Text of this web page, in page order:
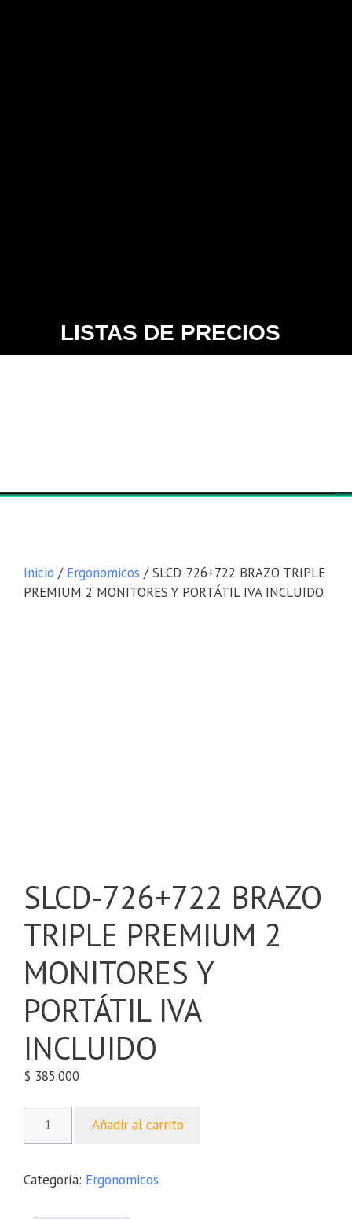
LISTAS DE PRECIOS
Inicio / Ergonomicos / SLCD-726+722 BRAZO TRIPLE
PREMIUM 2 MONITORES Y PORTÁTIL IVA INCLUIDO
SLCD-726+722 BRAZO
TRIPLE PREMIUM 2
MONITORES Y
PORTÁTIL IVA
INCLUIDO
$ 385.000
Añadir al carrito
Categoría: Ergonomicos